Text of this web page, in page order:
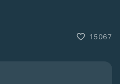
15067